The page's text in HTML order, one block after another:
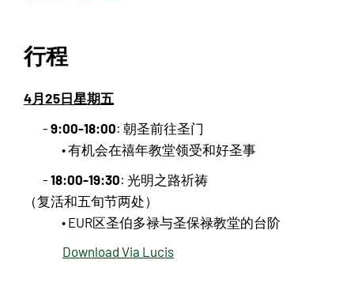
行程
4月25日星期五
-9:00-18:00: 朝圣前往圣门
• 有机会在禧年教堂领受和好圣事
-18:00-19:30: 光明之路祈祷
（复活和五旬节两处）
• EUR区圣伯多禄与圣保禄教堂的台阶
Download Via Lucis